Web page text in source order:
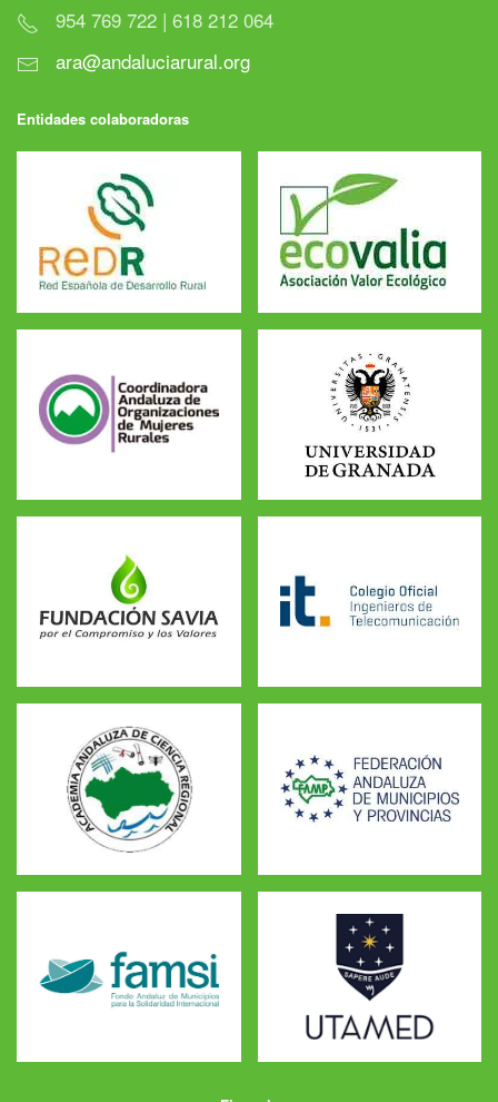
954 769 722 | 618 212 064
ara@andaluciarural.org
Entidades colaboradoras